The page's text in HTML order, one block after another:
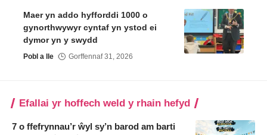
Maer yn addo hyfforddi 1000 o
gynorthwywyr cyntaf yn ystod ei
dymor yn y swydd
Pobl a lle Gorffennaf 31, 2026
Efallai yr hoffech weld y rhain hefyd
7 o ffefrynnau’r ŵyl sy’n barod am barti